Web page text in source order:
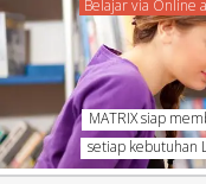
Belajar via Online
MATRIX siap
setiap kebutuhan